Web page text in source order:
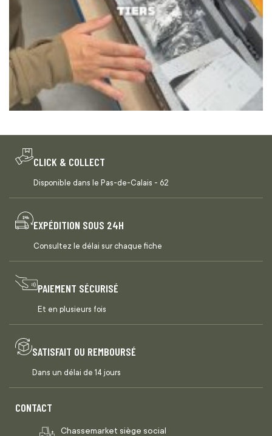
CLICK & COLLECT
Disponible dans le Pas-de-Calais - 62
EXPÉDITION SOUS 24H
Consultez le délai sur chaque fiche
PAIEMENT SÉCURISÉ
Et en plusieurs fois
SATISFAIT OU REMBOURSÉ
Dans un délai de 14 jours
CONTACT
Chassemarket siège social